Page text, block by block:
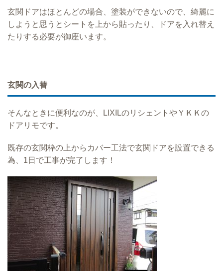
玄関ドアはほとんどの場合、塗装ができないので、綺麗に
しようと思うとシートを上から貼ったり、ドアを入れ替え
たりする必要が御座います。
玄関の入替
そんなときに便利なのが、LIXILのリシェントやＹＫＫの
ドアリモです。
既存の玄関枠の上からカバー工法で玄関ドアを設置できる
為、1日で工事が完了します！